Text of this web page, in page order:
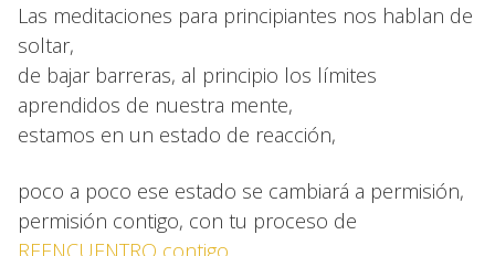
Las meditaciones para principiantes nos hablan de
soltar,
de bajar barreras, al principio los límites
aprendidos de nuestra mente,
estamos en un estado de reacción,
poco a poco ese estado se cambiará a permisión,
permisión contigo, con tu proceso de
REENCUENTRO contigo